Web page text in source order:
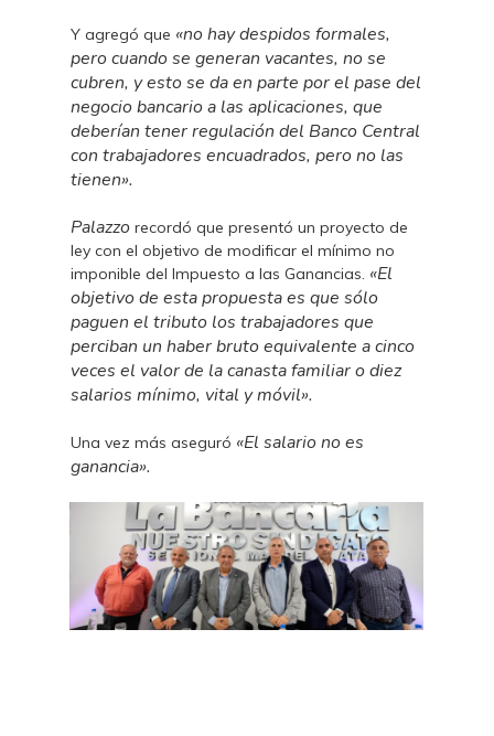
Y agregó que «no hay despidos formales,
pero cuando se generan vacantes, no se
cubren, y esto se da en parte por el pase del
negocio bancario a las aplicaciones, que
deberían tener regulación del Banco Central
con trabajadores encuadrados, pero no las
tienen».
Palazzo recordó que presentó un proyecto de
ley con el objetivo de modificar el mínimo no
imponible del Impuesto a las Ganancias. «El
objetivo de esta propuesta es que sólo
paguen el tributo los trabajadores que
perciban un haber bruto equivalente a cinco
veces el valor de la canasta familiar o diez
salarios mínimo, vital y móvil».
Una vez más aseguró «El salario no es
ganancia».